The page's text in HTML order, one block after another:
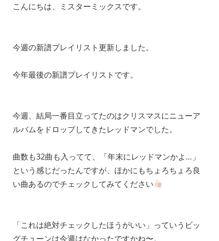
こんにちは、ミスターミックスです。
今週の新譜プレイリスト更新しました。
今年最後の新譜プレイリストです。
今週、結局一番目立ってたのはクリスマスにニューア
ルバムをドロップしてきたレッドマンでした。
曲数も32曲も入ってて、「年末にレッドマンかよ…」
という感じだったんですが、ほかにもちょろちょろ良
い曲あるのでチェックしてみてください
「これは絶対チェックしたほうがいい」っていうビッ
グチューンは今週はなかったですかね〜。